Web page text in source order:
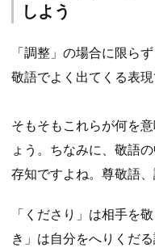
しよう
「調整」の場合に限ら
敬語でよく出てくる表現
そもそもこれらが何を
ょう。ちなみに、敬語
存知ですよね。尊敬語
「くださり」は相手を
き」は自分をへりくだ